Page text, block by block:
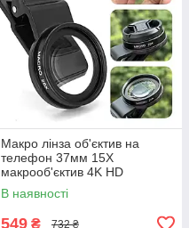
Макро лінза об'єктив на
телефон 37мм 15X
макрооб'єктив 4K HD
В наявності
549 ₴ 732 ₴